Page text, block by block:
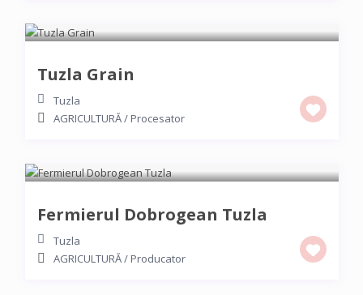
Tuzla Grain
Tuzla
AGRICULTURĂ/ Procesator
Fermierul Dobrogean Tuzla
Tuzla
AGRICULTURĂ/ Producator